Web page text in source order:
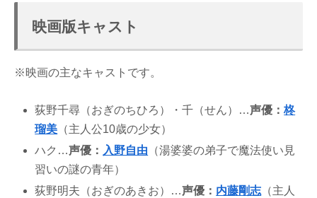
映画版キャスト
※映画の主なキャストです。
荻野千尋（おぎのちひろ）・千（せん）…声優：柊
瑠美 （主人公10歳の少女）
ハク…声優 ： 入野自由 （湯婆婆の弟子で魔法使い見
習いの謎の青年）
荻野明夫（おぎのあきお）…声優 ： 内藤剛志 （主人